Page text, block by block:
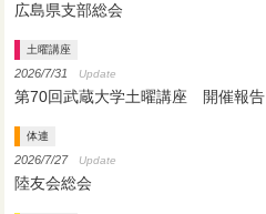
広島県支部総会
土曜講座
2026/7/31 Update
第70回武蔵大学土曜講座 開催報告
体連
2026/7/27 Update
陸友会総会